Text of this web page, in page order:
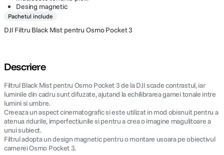
Desing magnetic
Pachetul include
DJI Filtru Black Mist pentru Osmo Pocket 3
Descriere
Filtrul Black Mist pentru Osmo Pocket 3 de la DJI scade contrastul, iar
luminile din cadru sunt difuzate, ajutand la echilibrarea gamei tonale intre
lumini si umbre.
Creeaza un aspect cinematografic si este utilizat in mod obisnuit pentru a
atenua ridurile, imperfectiunile si pentru a crea o imagine magulitoare a
unui subiect.
Filtrul adopta un design magnetic pentru o montare usoara pe obiectivul
camerei Osmo Pocket 3.